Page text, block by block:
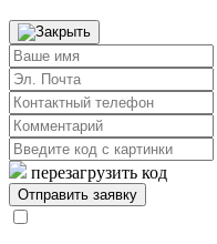
перезагрузить код